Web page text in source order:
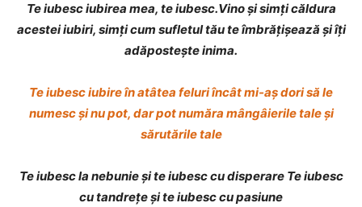
Te iubesc iubirea mea, te iubesc.Vino și simți căldura
acestei iubiri, simți cum sufletul tău te îmbrățișează și îți
adăpostește inima.
Te iubesc iubire în atâtea feluri încât mi-aș dori să le
numesc și nu pot, dar pot număra mângâierile tale și
sărutările tale
Te iubesc la nebunie și te iubesc cu disperare Te iubesc
cu tandrețe și te iubesc cu pasiune